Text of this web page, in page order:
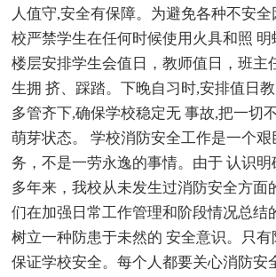
人值守,安全有保障。为避免各种不安
校严禁学生在任何时候使用火具和照
楼层安排学生会值日，教师值日，班主
生拥 挤、踩踏。下晚自习时,安排值日
多管齐下,确保学校稳定无 事故,把一切
萌芽状态。 学校消防安全工作是一个
务，不是一劳永逸的事情。由于 认识明
多年来，我校从未发生过消防安全方面
们在加强日常工作管理和阶段情况总结
树立一种防患于未然的 安全意识。只
保证学校安全。每个人都要关心消防安